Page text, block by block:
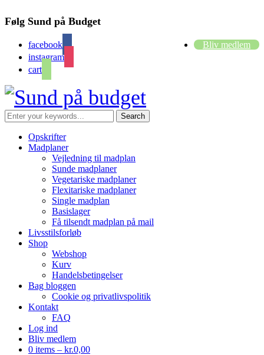
Følg Sund på Budget
facebook
instagram
cart
Bliv medlem
Opskrifter
Madplaner
Vejledning til madplan
Sunde madplaner
Vegetariske madplaner
Flexitariske madplaner
Single madplan
Basislager
Få tilsendt madplan på mail
Livsstilsforløb
Shop
Webshop
Kurv
Handelsbetingelser
Bag bloggen
Cookie og privatlivspolitik
Kontakt
FAQ
Log ind
Bliv medlem
0 items – kr.0,00